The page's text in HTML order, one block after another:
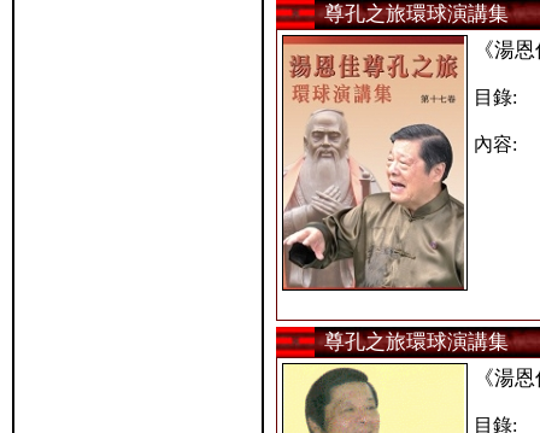
尊孔之旅環球演講集
《湯
目錄:
內容:
尊孔之旅環球演講集
《湯
目錄: